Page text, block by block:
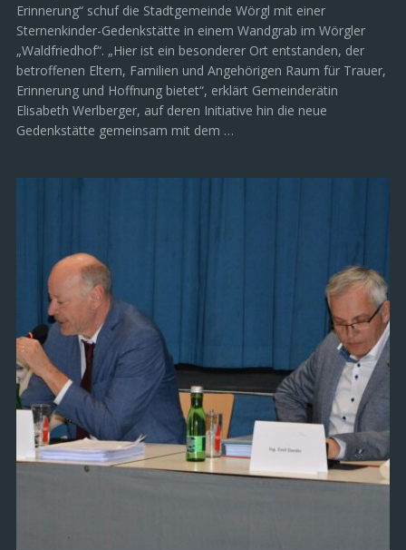
Erinnerung“ schuf die Stadtgemeinde Wörgl mit einer
Sternenkinder-Gedenkstätte in einem Wandgrab im Wörgler
„Waldfriedhof“. „Hier ist ein besonderer Ort entstanden, der
betroffenen Eltern, Familien und Angehörigen Raum für Trauer,
Erinnerung und Hoffnung bietet“, erklärt Gemeinderätin
Elisabeth Werlberger, auf deren Initiative hin die neue
Gedenkstätte gemeinsam mit dem …